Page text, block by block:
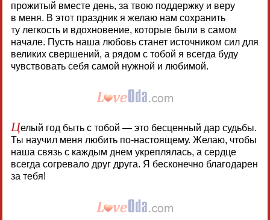
прожитый вместе день, за твою поддержку и веру
в меня. В этот праздник я желаю нам сохранить
ту легкость и вдохновение, которые были в самом
начале. Пусть наша любовь станет источником сил для
великих свершений, а рядом с тобой я всегда буду
чувствовать себя самой нужной и любимой.
Целый год быть с тобой — это бесценный дар судьбы.
Ты научил меня любить по-настоящему. Желаю, чтобы
наша связь с каждым днем укреплялась, а сердце
всегда согревало друг друга. Я бесконечно благодарен
за тебя!